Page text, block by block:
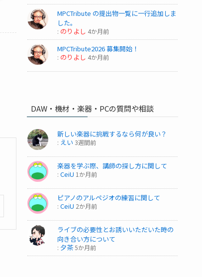
MPCTribute の提出物一覧に一行追加しま
した。
: のりよし 4か月前
MPCTribute2026 募集開始！
: のりよし 4か月前
DAW・機材・楽器・PCの質問や相談
新しい楽器に挑戦するなら何が良い？
: えい 3週間前
楽器を学ぶ際、講師の探し方に関して
:CeiU 1か月前
ピアノのアルペジオの練習に関して
:CeiU 2か月前
ライブの必要性とお誘いいただいた時の
向き合い方について
: 夕茶 5か月前